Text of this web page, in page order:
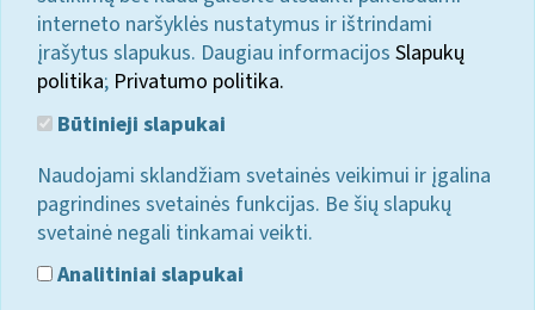
interneto naršyklės nustatymus ir ištrindami
įrašytus slapukus. Daugiau informacijos Slapukų
politika; Privatumo politika.
Būtinieji slapukai
Naudojami sklandžiam svetainės veikimui ir įgalina
pagrindines svetainės funkcijas. Be šių slapukų
svetainė negali tinkamai veikti.
Analitiniai slapukai